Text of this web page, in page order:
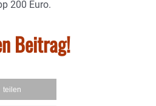
200 Euro.
Beitrag!
teilen